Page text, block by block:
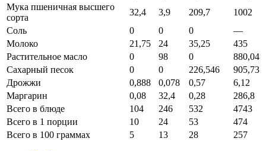
Мука пшеничная высшего
сорта
32,4 3,9 209,7
1002
Соль
0 0 0
—
Молоко
21,75 24 35,25
435
Растительное масло
0 98 0
880,04
Сахарный песок
0 0 226,546
905,73
Дрожжи
0,888 0,078 0,57
6,12
Маргарин
0,08 32,4 0,28
286,8
Всего в блюде
104 246 532
4743
Всего в 1 порции
10 24 53
474
Всего в 100 граммах
5 13 28 257